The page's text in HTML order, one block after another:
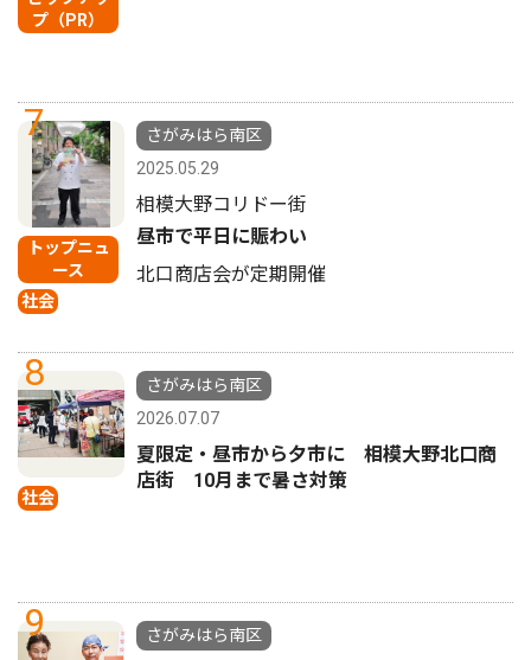
プ（PR）
7
トップニュ
ース
社会
さがみはら南区
2025.05.29
相模大野コリドー街
昼市で平日に賑わい
北口商店会が定期開催
8
社会
さがみはら南区
2026.07.07
夏限定・昼市から夕市に 相模大野北口商
店街 10月まで暑さ対策
9
さがみはら南区